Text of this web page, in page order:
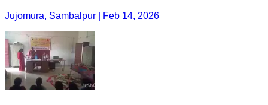
Jujomura, Sambalpur | Feb 14, 2026